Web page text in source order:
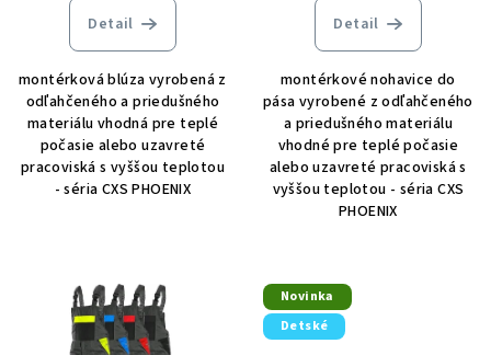
Detail
montérková blúza vyrobená z
odľahčeného a priedušného
materiálu vhodná pre teplé
počasie alebo uzavreté
pracoviská s vyššou teplotou
- séria CXS PHOENIX
Detail
montérkové nohavice do
pása vyrobené z odľahčeného
a priedušného materiálu
vhodné pre teplé počasie
alebo uzavreté pracoviská s
vyššou teplotou - séria CXS
PHOENIX
Novinka
Detské